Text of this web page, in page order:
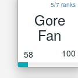
5/7 ranks
Gore
Fan
58 100